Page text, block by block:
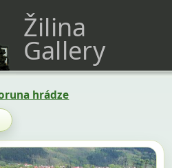
Žilina
Gallery
hrádze